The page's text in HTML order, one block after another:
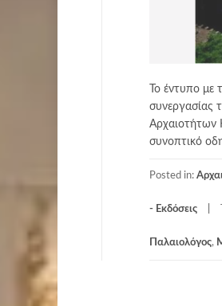
Το έντυπο με
συνεργασίας
Αρχαιοτήτων
συνοπτικό
Posted in:
- Εκδόσεις
Παλαιολόγος,